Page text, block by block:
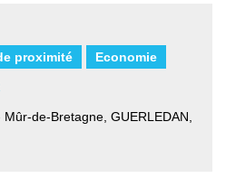
proximité
Economie
de-Bretagne, GUERLEDAN,